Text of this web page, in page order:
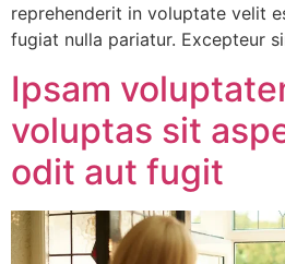
reprehenderit in voluptate velit
fugiat nulla pariatur. Excepteur
Ipsam
voluptas sit
odit aut fugit